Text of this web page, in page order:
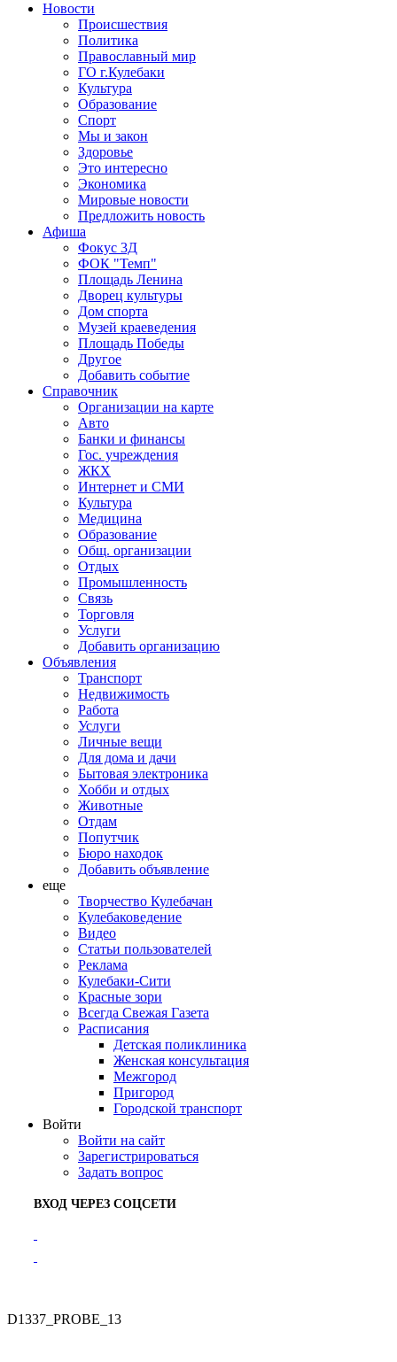
Новости
Происшествия
Политика
Православный мир
ГО г.Кулебаки
Культура
Образование
Спорт
Мы и закон
Здоровье
Это интересно
Экономика
Мировые новости
Предложить новость
Афиша
Фокус 3Д
ФОК "Темп"
Площадь Ленина
Дворец культуры
Дом спорта
Музей краеведения
Площадь Победы
Другое
Добавить событие
Справочник
Организации на карте
Авто
Банки и финансы
Гос. учреждения
ЖКХ
Интернет и СМИ
Культура
Медицина
Образование
Общ. организации
Отдых
Промышленность
Связь
Торговля
Услуги
Добавить организацию
Объявления
Транспорт
Недвижимость
Работа
Услуги
Личные вещи
Для дома и дачи
Бытовая электроника
Хобби и отдых
Животные
Отдам
Попутчик
Бюро находок
Добавить объявление
еще
Творчество Кулебачан
Кулебаковедение
Видео
Статьи пользователей
Реклама
Кулебаки-Сити
Красные зори
Всегда Свежая Газета
Расписания
Детская поликлиника
Женская консультация
Межгород
Пригород
Городской транспорт
Войти
Войти на сайт
Зарегистрироваться
Задать вопрос
ВХОД ЧЕРЕЗ СОЦСЕТИ